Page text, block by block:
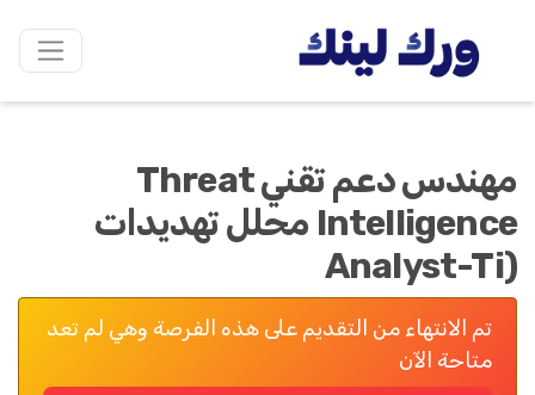
مهندس دعم تقني Threat
Intelligence محلل تهديدات
(Analyst-Ti
تم الانتهاء من التقديم على هذه الفرصة وهي لم تعد
متاحة الآن